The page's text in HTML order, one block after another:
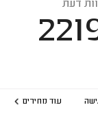
דעת
עוד מחירים